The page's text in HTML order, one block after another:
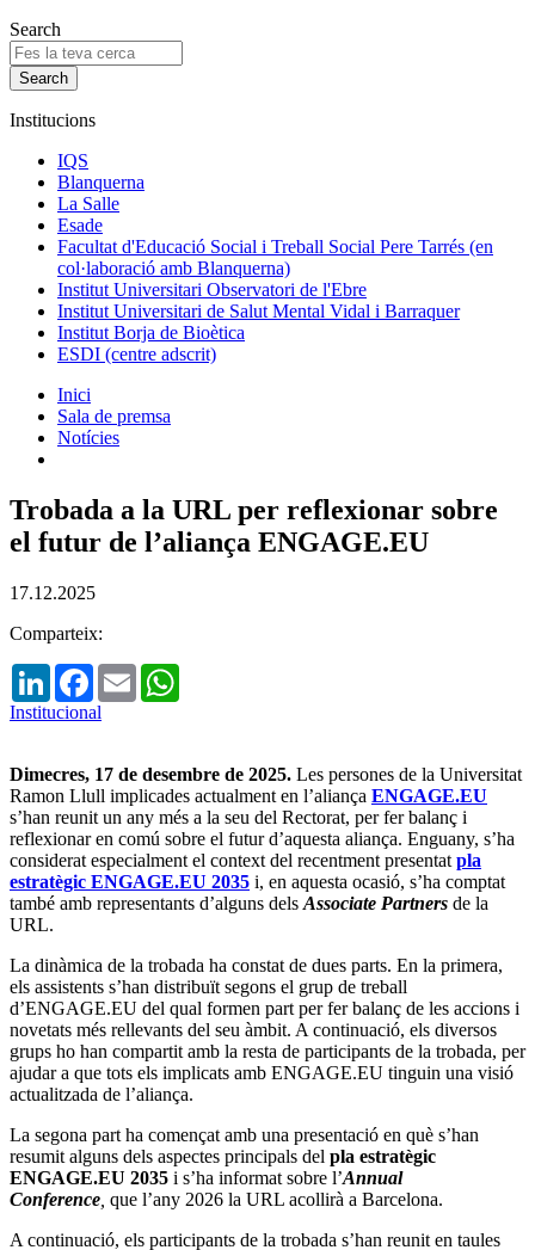
Search
Institucions
IQS
Blanquerna
La Salle
Esade
Facultat d'Educació Social i Treball Social Pere Tarrés (en
col·laboració amb Blanquerna)
Institut Universitari Observatori de l'Ebre
Institut Universitari de Salut Mental Vidal i Barraquer
Institut Borja de Bioètica
ESDI (centre adscrit)
Inici
Sala de premsa
Notícies
Trobada a la URL per reflexionar sobre
el futur de l’aliança ENGAGE.EU
17.12.2025
Comparteix:
LinkedInFacebook
Email
Institucional
Dimecres, 17 de desembre de 2025. Les persones de la Universitat
Ramon Llull implicades actualment en l’aliança ENGAGE.EU
s’han reunit un any més a la seu del Rectorat, per fer balanç i
reflexionar en comú sobre el futur d’aquesta aliança. Enguany, s’ha
considerat especialment el context del recentment presentat pla
estratègic ENGAGE.EU 2035 i, en aquesta ocasió, s’ha comptat
també amb representants d’alguns dels Associate Partners de la
URL.
La dinàmica de la trobada ha constat de dues parts. En la primera,
els assistents s’han distribuït segons el grup de treball
d’ENGAGE.EU del qual formen part per fer balanç de les accions i
novetats més rellevants del seu àmbit. A continuació, els diversos
grups ho han compartit amb la resta de participants de la trobada, per
ajudar a que tots els implicats amb ENGAGE.EU tinguin una visió
actualitzada de l’aliança.
La segona part ha començat amb una presentació en què s’han
resumit alguns dels aspectes principals del pla estratègic
ENGAGE.EU 2035 i s’ha informat sobre l’Annual
Conference que l’any 2026 la URL acollirà a Barcelona.
A continuació, els participants de la trobada s’han reunit en taules